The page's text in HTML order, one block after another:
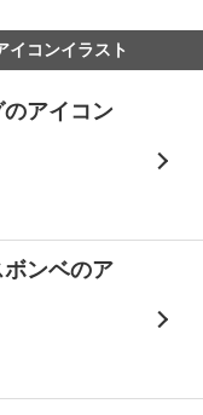
イコンイラスト
アイコン
ンベのア